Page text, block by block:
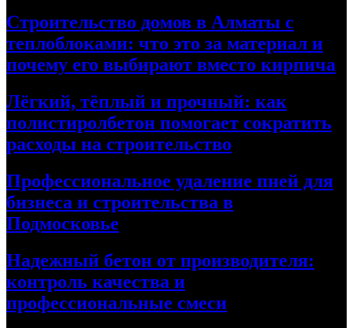
Строительство домов в Алматы с
теплоблоками: что это за материал и
почему его выбирают вместо кирпича
Лёгкий, тёплый и прочный: как
полистиролбетон помогает сократить
расходы на строительство
Профессиональное удаление пней для
бизнеса и строительства в
Подмосковье
Надежный бетон от производителя:
контроль качества и
профессиональные смеси